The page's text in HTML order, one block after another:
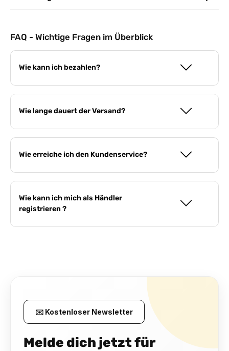
FAQ - Wichtige Fragen im Überblick
Wie kann ich bezahlen?
Wie lange dauert der Versand?
Wie erreiche ich den Kundenservice?
Wie kann ich mich als Händler
registrieren ?
✉️ Kostenloser Newsletter
Melde dich jetzt für